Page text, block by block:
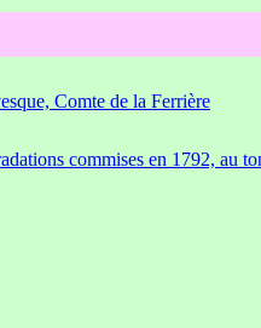
Comte de la Ferrière
commises en 1792, au